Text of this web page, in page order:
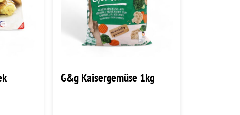
G&g Kaisergemüse 1kg